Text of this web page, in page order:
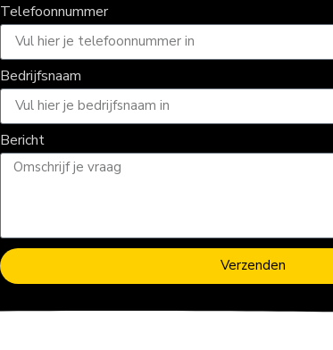
Telefoonnummer
Bedrijfsnaam
Bericht
Verzenden